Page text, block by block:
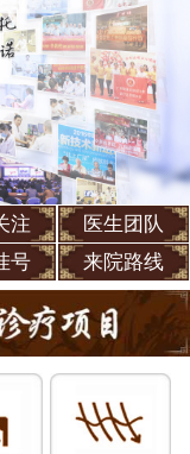
注
医生团队
号 来院路线